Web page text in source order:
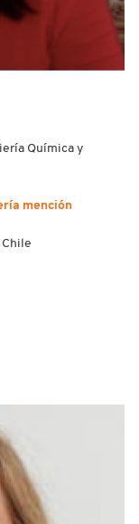
Química y
mención